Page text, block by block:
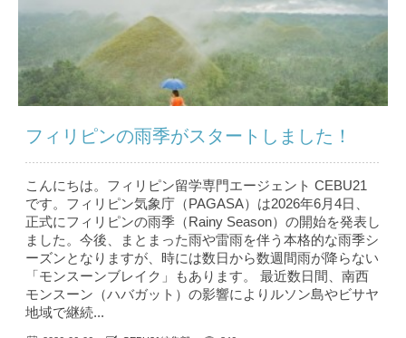
フィリピンの雨季がスタートしました！
こんにちは。フィリピン留学専門エージェント CEBU21
です。フィリピン気象庁（PAGASA）は2026年6月4日、
正式にフィリピンの雨季（Rainy Season）の開始を発表し
ました。今後、まとまった雨や雷雨を伴う本格的な雨季シ
ーズンとなりますが、時には数日から数週間雨が降らない
「モンスーンブレイク」もあります。 最近数日間、南西
モンスーン（ハバガット）の影響によりルソン島やビサヤ
地域で継続...